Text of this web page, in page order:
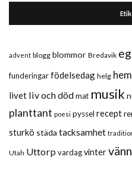
advent blogg blommor Bredavik
funderingarfödelsedag helg
livet liv och dödmat musik
planttant poesi pyssel recept
sturkö städa tacksamhet
Utah Uttorp vardagvinter